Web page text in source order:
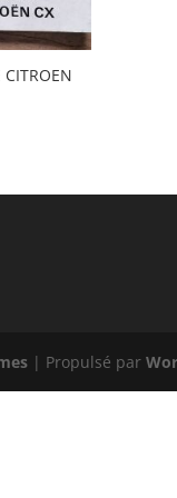
CITROEN
| Propulsé par